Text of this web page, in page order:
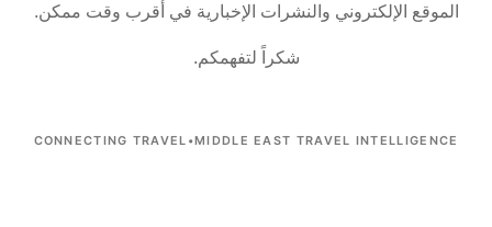
الموقع الإلكتروني والنشرات الإخبارية في أقرب وقت ممكن.
شكراً لتفهمكم.
CONNECTING TRAVEL •MIDDLE EAST TRAVEL INTELLIGENCE